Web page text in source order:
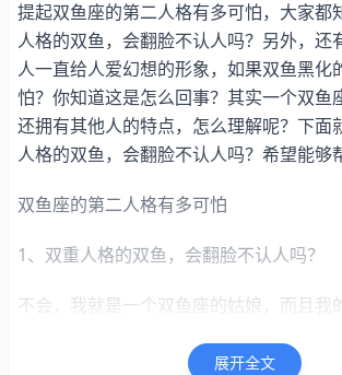
提起双鱼座的第二人格有多可怕，大家都
人格的双鱼，会翻脸不认人吗？另外，还
人一直给人爱幻想的形象，如果双鱼黑化
怕？你知道这是怎么回事？其实一个双鱼
还拥有其他人的特点，怎么理解呢？下面
人格的双鱼，会翻脸不认人吗？希望能够
双鱼座的第二人格有多可怕
1、双重人格的双鱼，会翻脸不认人吗？
不会，我就是一个双鱼座的姑娘，而且我
就已经爆发了。但是这样的双鱼不代表会
展开全文